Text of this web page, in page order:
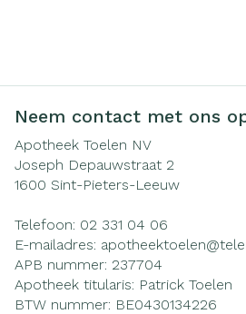
Neem contact met ons
Apotheek Toelen NV
Joseph Depauwstraat 2
1600 Sint-Pieters-Leeuw
Telefoon: 02 331 04 06
E-mailadres: apotheektoelen@
APB nummer: 237704
Apotheek titularis: Patrick Toelen
BTW nummer: BE0430134226